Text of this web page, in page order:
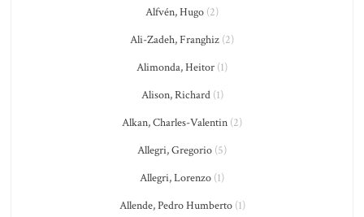
Alfvén, Hugo (2)
Ali-Zadeh, Franghiz (2)
Alimonda, Heitor (1)
Alison, Richard(1)
Alkan, Charles-Valentin (2)
Allegri, Gregorio (5)
Allegri, Lorenzo (1)
Allende, Pedro Humberto(1)